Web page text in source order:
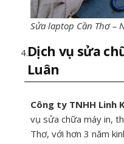
Sửa laptop Cần Thơ –
Dịch vụ sửa
Luân
Công ty TNHH Linh
vụ sửa chữa máy in,
Thơ, với hơn 3 năm